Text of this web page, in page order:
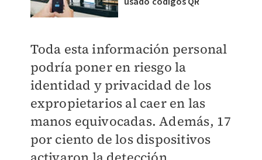
Toda esta información personal
podría poner en riesgo la
identidad y privacidad de los
expropietarios al caer en las
manos equivocadas. Además, 17
por ciento de los dispositivos